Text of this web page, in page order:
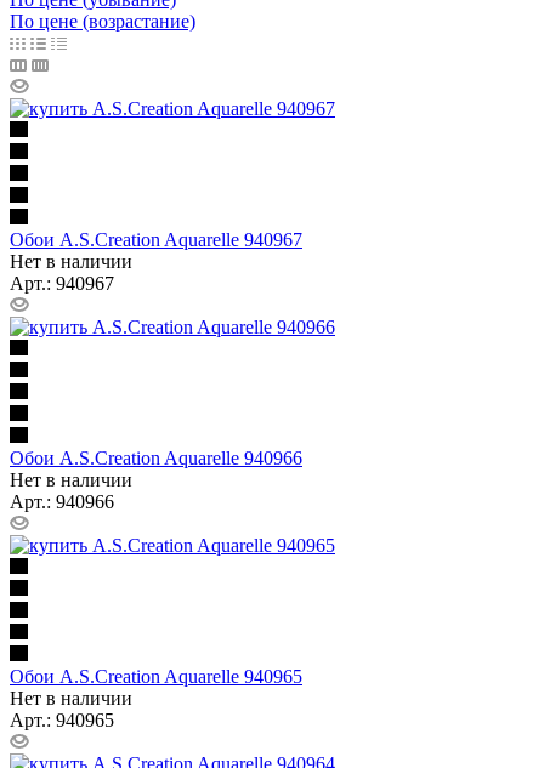
По цене (возрастание)
Обои A.S.Creation Aquarelle 940967
Нет в наличии
Арт.: 940967
Обои A.S.Creation Aquarelle 940966
Нет в наличии
Арт.: 940966
Обои A.S.Creation Aquarelle 940965
Нет в наличии
Арт.: 940965